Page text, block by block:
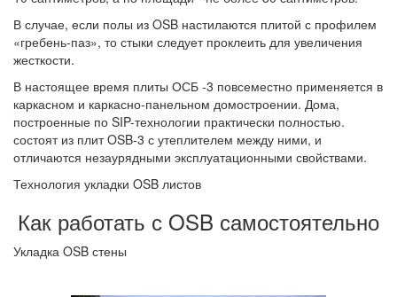
В случае, если полы из OSB настилаются плитой с профилем
«гребень-паз», то стыки следует проклеить для увеличения
жесткости.
В настоящее время плиты ОСБ -3 повсеместно применяется в
каркасном и каркасно-панельном домостроении. Дома,
построенные по SIP-технологии практически полностью.
состоят из плит OSB-3 с утеплителем между ними, и
отличаются незаурядными эксплуатационными свойствами.
Технология укладки OSB листов
Как работать с OSB самостоятельно
Укладка OSB стены